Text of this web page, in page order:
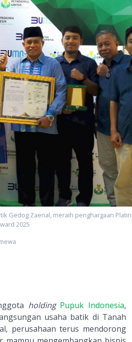
Gedog Zaenal, meraih penghargaan
2025
holding Pupuk Indonesia,
usaha batik di Tanah
perusahaan terus mendorong